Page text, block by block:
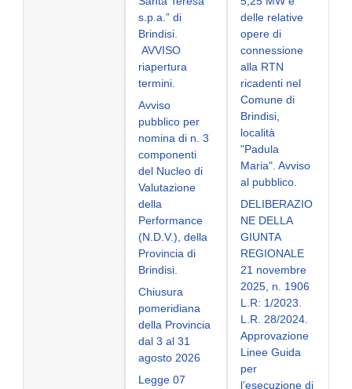
s.p.a.” di
Brindisi.
AVVISO
riapertura
termini.
Avviso
pubblico per
nomina di n. 3
componenti
del Nucleo di
Valutazione
della
Performance
(N.D.V.), della
Provincia di
Brindisi.
Chiusura
pomeridiana
della Provincia
dal 3 al 31
agosto 2026
Legge 07
delle relative
opere di
connessione
alla RTN
ricadenti nel
Comune di
Brindisi,
località
"Padula
Maria". Avviso
al pubblico.
DELIBERAZIO
NE DELLA
GIUNTA
REGIONALE
21 novembre
2025, n. 1906
L.R: 1/2023.
L.R. 28/2024.
Approvazione
Linee Guida
per
l’esecuzione di